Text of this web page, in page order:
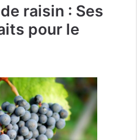
raisin : Ses
pour le